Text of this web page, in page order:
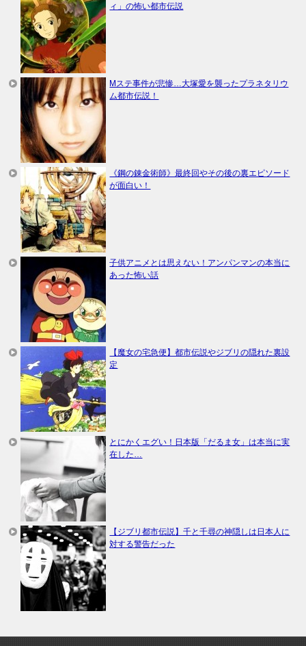
ィ」の怖い都市伝説
Mステ事件が悲惨…大塚愛を襲ったプラネタリウ
ム都市伝説！
《鋼の錬金術師》最終回やその後の裏エピソード
が面白い！
子供アニメとは思えない！アンパンマンの本当に
あった怖い話
【魔女の宅急便】都市伝説やジブリの隠れた裏設
定
とにかくエグい！日本版「だるま女」は本当に実
在した…
【ジブリ都市伝説】千と千尋の神隠しは日本人に
対する警告だった